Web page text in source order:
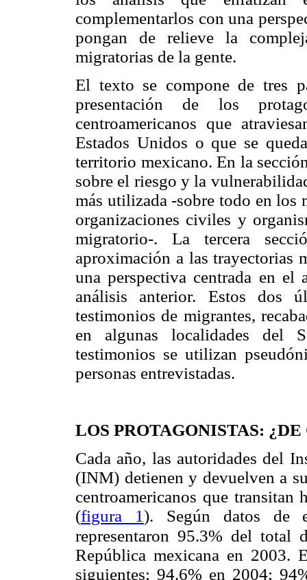
complementarlos con una
pongan de relieve la
migratorias de la gente.
El texto se compone de tres
presentación de los
centroamericanos que
Estados Unidos o que se
territorio mexicano. En la
sobre el riesgo y la
más utilizada -sobre todo en los
organizaciones civiles y
migratorio-. La tercera
aproximación a las trayectorias
una perspectiva centrada en el
análisis anterior. Estos dos
testimonios de migrantes,
en algunas localidades del
testimonios se utilizan
personas entrevistadas.
LOS PROTAGONISTAS:
Cada año, las autoridades del
(INM) detienen y devuelven a
centroamericanos que transitan
(figura 1). Según datos de
representaron 95.3% del total
República mexicana en 2003.
siguientes: 94.6% en 2004;